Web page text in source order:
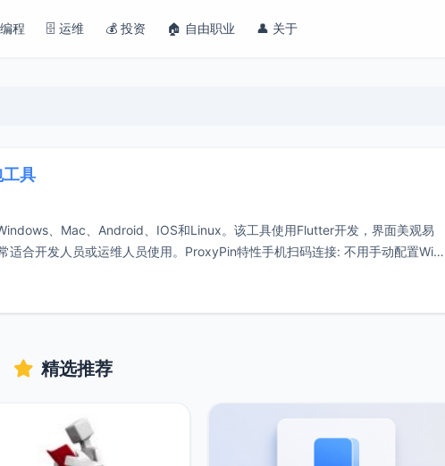
程 🗄️ 运维 💰 投资 🏠 自由职业 👤 关于
具
、Mac、Android、IOS和Linux。该工具使用Flutter开发，界面美观易
适合开发人员或运维人员使用。ProxyPin特性手机扫码连接: 不用手动配置Wifi
精选推荐